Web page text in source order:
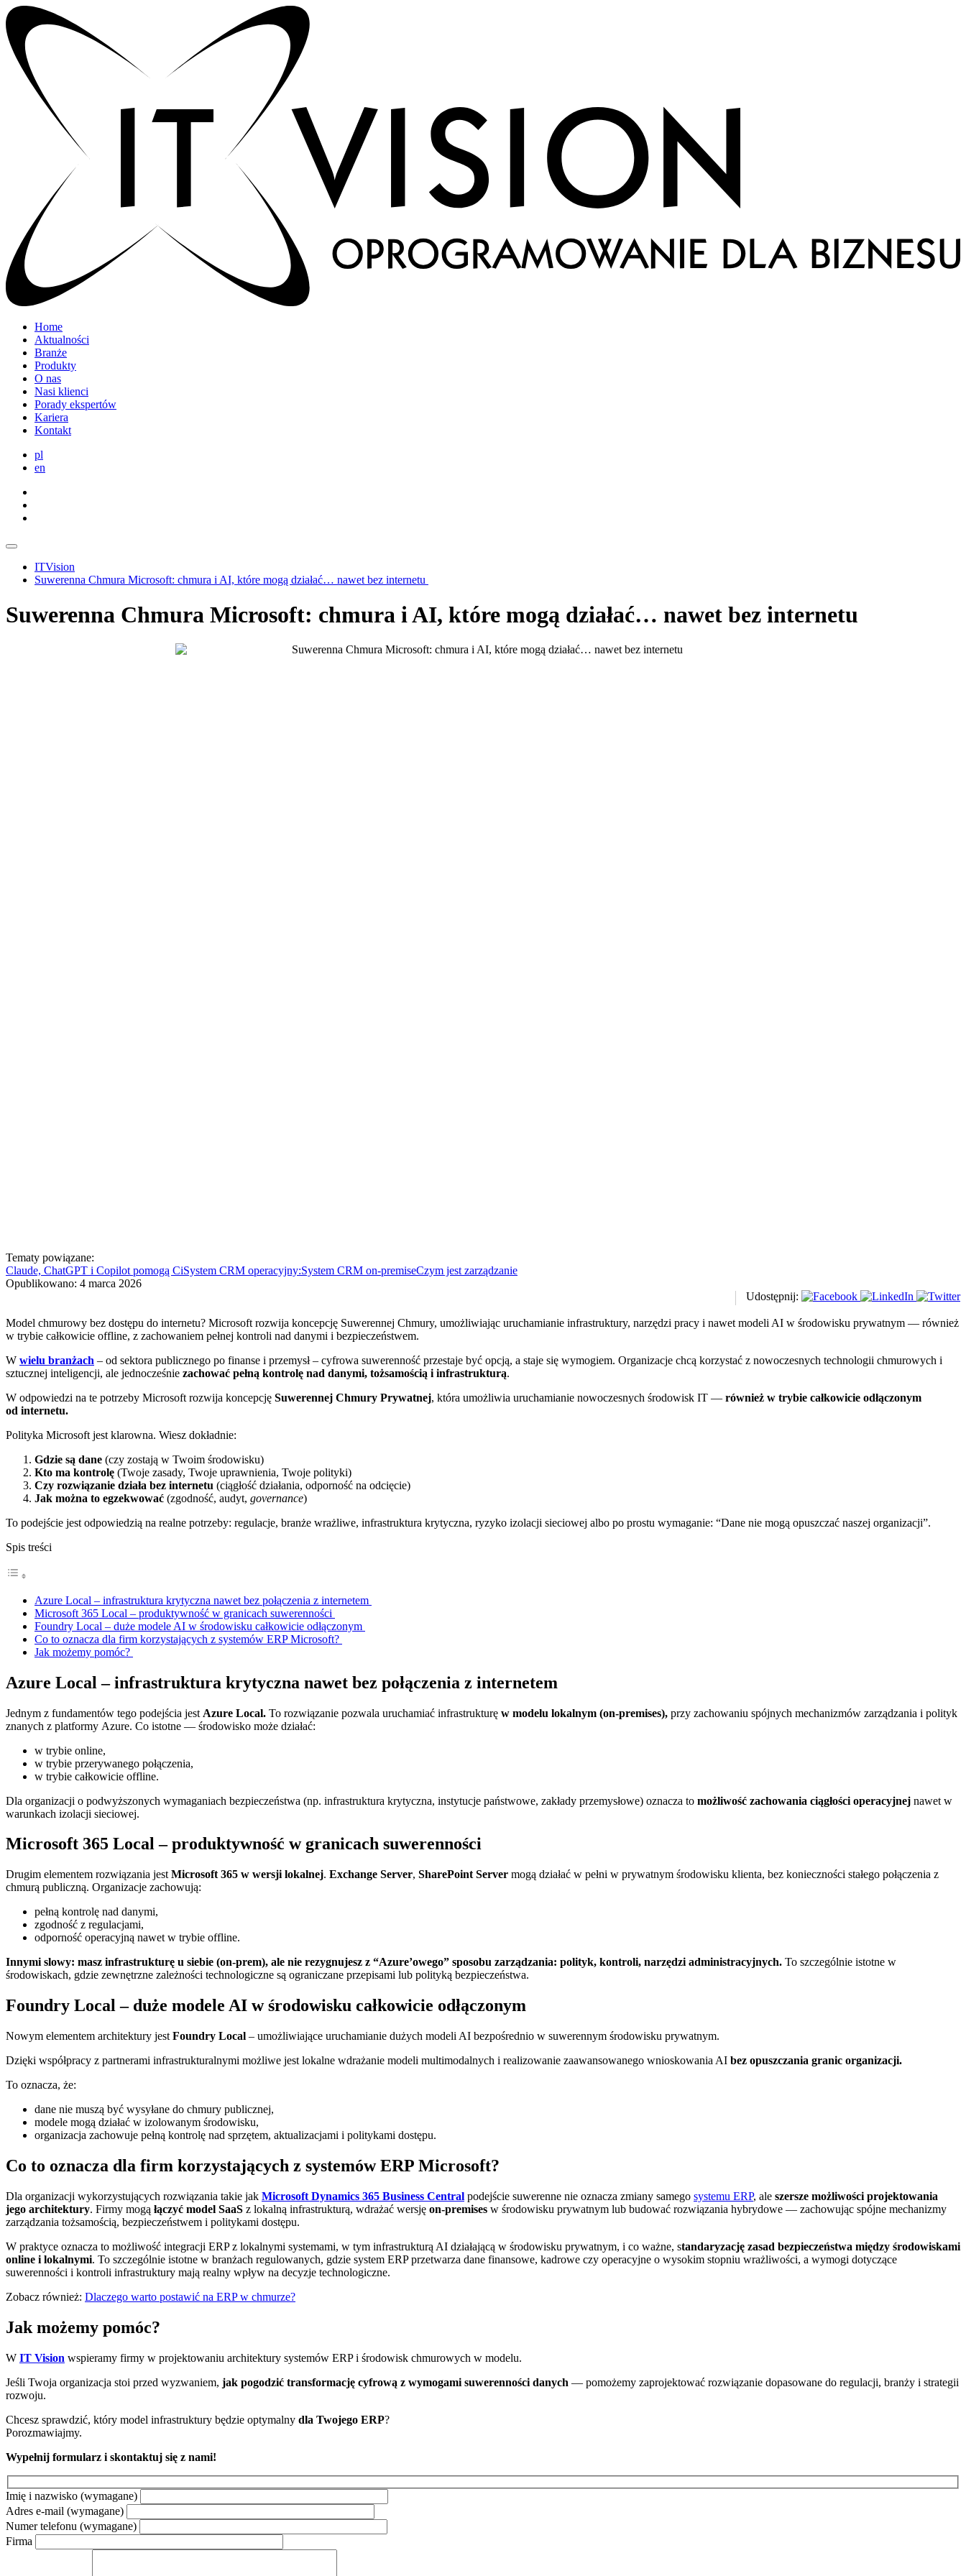
Home
Aktualności
Branże
Produkty
O nas
Nasi klienci
Porady ekspertów
Kariera
Kontakt
pl
en
ITVision
Suwerenna Chmura Microsoft: chmura i AI, które mogą działać… nawet bez internetu
Suwerenna Chmura Microsoft: chmura i AI, które mogą działać… nawet bez internetu
Tematy powiązane:
Claude, ChatGPT i Copilot pomogą CiSystem CRM operacyjny:System CRM on-premiseCzym jest zarządzanie
Opublikowano: 4 marca 2026
Udostępnij:
Model chmurowy bez dostępu do internetu? Microsoft rozwija koncepcję Suwerennej Chmury, umożliwiając uruchamianie infrastruktury, narzędzi pracy i nawet modeli AI w środowisku prywatnym — również
w trybie całkowicie offline, z zachowaniem pełnej kontroli nad danymi i bezpieczeństwem.
W wielu branżach – od sektora publicznego po finanse i przemysł – cyfrowa suwerenność przestaje być opcją, a staje się wymogiem. Organizacje chcą korzystać z nowoczesnych technologii chmurowych i
sztucznej inteligencji, ale jednocześnie zachować pełną kontrolę nad danymi, tożsamością i infrastrukturą.
W odpowiedzi na te potrzeby Microsoft rozwija koncepcję Suwerennej Chmury Prywatnej, która umożliwia uruchamianie nowoczesnych środowisk IT — również w trybie całkowicie odłączonym
od internetu.
Polityka Microsoft jest klarowna. Wiesz dokładnie:
Gdzie są dane (czy zostają w Twoim środowisku)
Kto ma kontrolę (Twoje zasady, Twoje uprawnienia, Twoje polityki)
Czy rozwiązanie działa bez internetu (ciągłość działania, odporność na odcięcie)
Jak można to egzekwować (zgodność, audyt, governance)
To podejście jest odpowiedzią na realne potrzeby: regulacje, branże wrażliwe, infrastruktura krytyczna, ryzyko izolacji sieciowej albo po prostu wymaganie: “Dane nie mogą opuszczać naszej organizacji”.
Spis treści
Azure Local – infrastruktura krytyczna nawet bez połączenia z internetem
Microsoft 365 Local – produktywność w granicach suwerenności
Foundry Local – duże modele AI w środowisku całkowicie odłączonym
Co to oznacza dla firm korzystających z systemów ERP Microsoft?
Jak możemy pomóc?
Azure Local – infrastruktura krytyczna nawet bez połączenia z internetem
Jednym z fundamentów tego podejścia jest Azure Local. To rozwiązanie pozwala uruchamiać infrastrukturę w modelu lokalnym (on-premises), przy zachowaniu spójnych mechanizmów zarządzania i polityk
znanych z platformy Azure. Co istotne — środowisko może działać:
w trybie online,
w trybie przerywanego połączenia,
w trybie całkowicie offline.
Dla organizacji o podwyższonych wymaganiach bezpieczeństwa (np. infrastruktura krytyczna, instytucje państwowe, zakłady przemysłowe) oznacza to możliwość zachowania ciągłości operacyjnej nawet w
warunkach izolacji sieciowej.
Microsoft 365 Local – produktywność w granicach suwerenności
Drugim elementem rozwiązania jest Microsoft 365 w wersji lokalnej. Exchange Server, SharePoint Server mogą działać w pełni w prywatnym środowisku klienta, bez konieczności stałego połączenia z
chmurą publiczną. Organizacje zachowują:
pełną kontrolę nad danymi,
zgodność z regulacjami,
odporność operacyjną nawet w trybie offline.
Innymi slowy: masz infrastrukturę u siebie (on-prem), ale nie rezygnujesz z “Azure’owego” sposobu zarządzania: polityk, kontroli, narzędzi administracyjnych. To szczególnie istotne w
środowiskach, gdzie zewnętrzne zależności technologiczne są ograniczane przepisami lub polityką bezpieczeństwa.
Foundry Local – duże modele AI w środowisku całkowicie odłączonym
Nowym elementem architektury jest Foundry Local – umożliwiające uruchamianie dużych modeli AI bezpośrednio w suwerennym środowisku prywatnym.
Dzięki współpracy z partnerami infrastrukturalnymi możliwe jest lokalne wdrażanie modeli multimodalnych i realizowanie zaawansowanego wnioskowania AI bez opuszczania granic organizacji.
To oznacza, że:
dane nie muszą być wysyłane do chmury publicznej,
modele mogą działać w izolowanym środowisku,
organizacja zachowuje pełną kontrolę nad sprzętem, aktualizacjami i politykami dostępu.
Co to oznacza dla firm korzystających z systemów ERP Microsoft?
Dla organizacji wykorzystujących rozwiązania takie jak Microsoft Dynamics 365 Business Central podejście suwerenne nie oznacza zmiany samego systemu ERP, ale szersze możliwości projektowania
jego architektury. Firmy mogą łączyć model SaaS z lokalną infrastrukturą, wdrażać wersję on-premises w środowisku prywatnym lub budować rozwiązania hybrydowe — zachowując spójne mechanizmy
zarządzania tożsamością, bezpieczeństwem i politykami dostępu.
W praktyce oznacza to możliwość integracji ERP z lokalnymi systemami, w tym infrastrukturą AI działającą w środowisku prywatnym, i co ważne, standaryzację zasad bezpieczeństwa między środowiskami
online i lokalnymi. To szczególnie istotne w branżach regulowanych, gdzie system ERP przetwarza dane finansowe, kadrowe czy operacyjne o wysokim stopniu wrażliwości, a wymogi dotyczące
suwerenności i kontroli infrastruktury mają realny wpływ na decyzje technologiczne.
Zobacz również: Dlaczego warto postawić na ERP w chmurze?
Jak możemy pomóc?
W IT Vision wspieramy firmy w projektowaniu architektury systemów ERP i środowisk chmurowych w modelu.
Jeśli Twoja organizacja stoi przed wyzwaniem, jak pogodzić transformację cyfrową z wymogami suwerenności danych — pomożemy zaprojektować rozwiązanie dopasowane do regulacji, branży i strategii
rozwoju.
Chcesz sprawdzić, który model infrastruktury będzie optymalny dla Twojego ERP?
Porozmawiajmy.
Wypełnij formularz i skontaktuj się z nami!
Imię i nazwisko (wymagane)
Adres e-mail (wymagane)
Numer telefonu (wymagane)
Firma